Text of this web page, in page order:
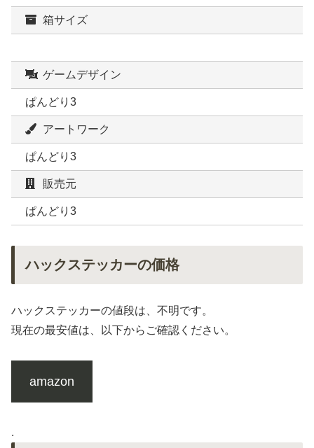
箱サイズ
ゲームデザイン
ぱんどり3
アートワーク
ぱんどり3
販売元
ぱんどり3
ハックステッカーの価格
ハックステッカーの値段は、不明です。
現在の最安値は、以下からご確認ください。
amazon
.